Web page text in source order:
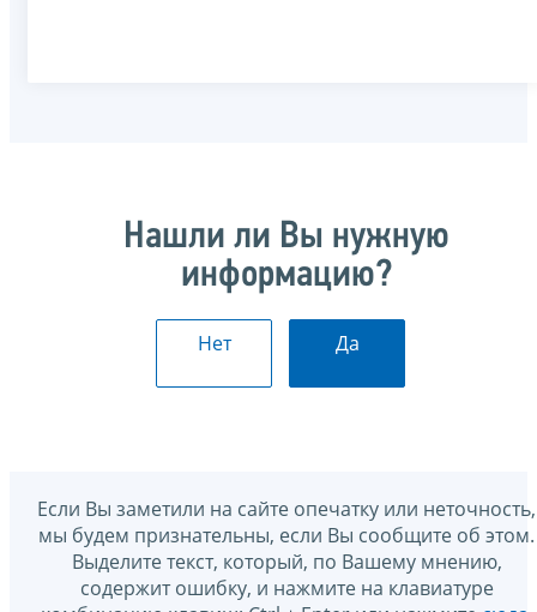
Нашли ли Вы нужную
информацию?
Нет Да
Если Вы заметили на сайте опечатку или неточность,
мы будем признательны, если Вы сообщите об этом.
Выделите текст, который, по Вашему мнению,
содержит ошибку, и нажмите на клавиатуре